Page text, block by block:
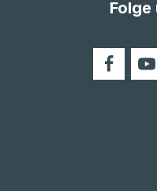
Folge